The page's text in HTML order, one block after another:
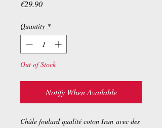
€29.90Price
Quantity *
Out of Stock
Notify When Available
Châle foulard qualité coton Iran avec des